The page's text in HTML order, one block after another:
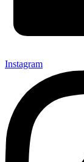
Instagram